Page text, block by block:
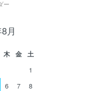
ー
月
木 金
土
1
6 7
8